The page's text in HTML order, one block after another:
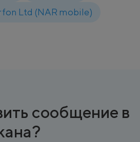
Ltd (NAR mobile)
сообщение в